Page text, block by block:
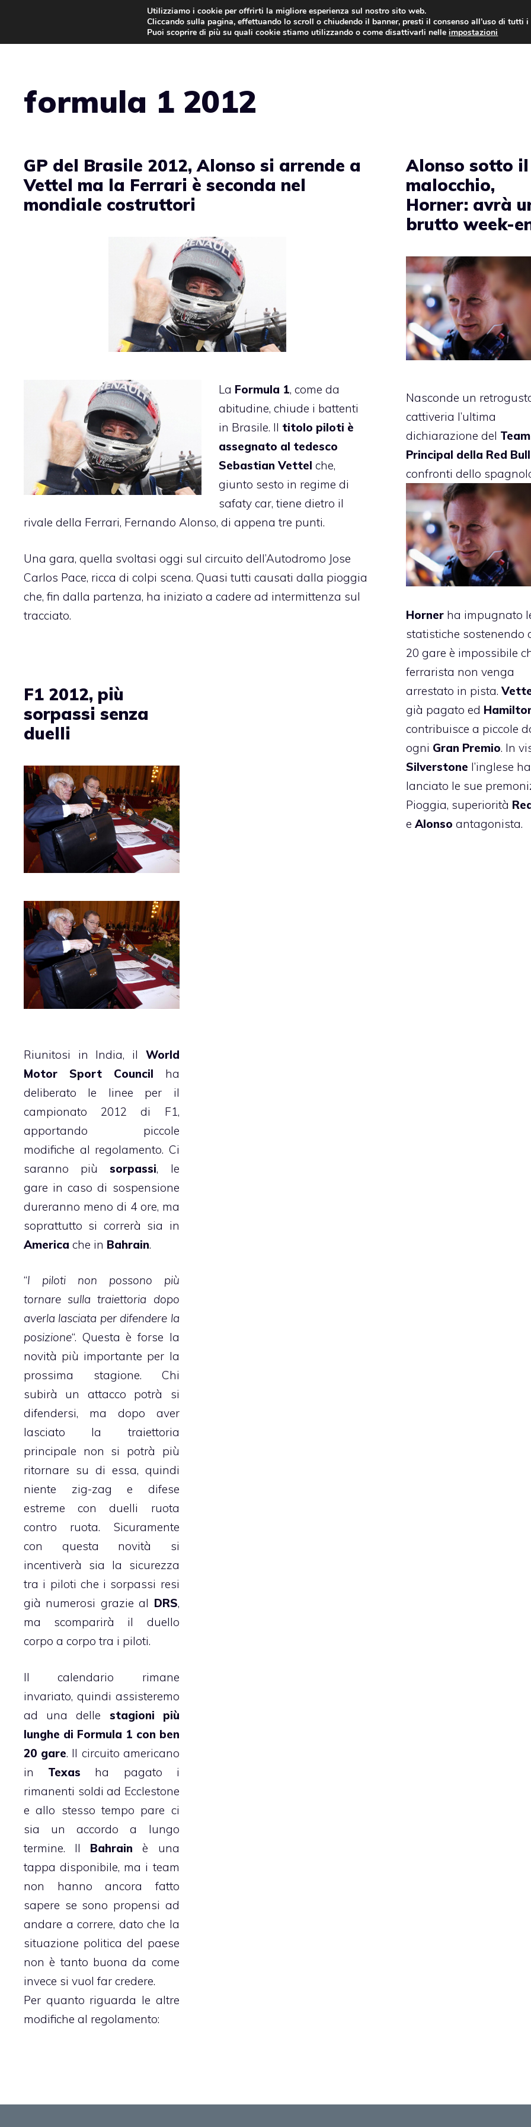
contenuto
AUTO NEWS
formula 1 2012
GP del Brasile 2012, Alonso si arrende a
Vettel ma la Ferrari è seconda nel
mondiale costruttori
La Formula 1, come da
abitudine, chiude i battenti
in Brasile. Il titolo piloti è
assegnato al tedesco
Sebastian Vettel che,
giunto sesto in regime di
safaty car, tiene dietro il
rivale della Ferrari, Fernando Alonso, di appena tre punti.
Una gara, quella svoltasi oggi sul circuito dell’Autodromo Jose
Carlos Pace, ricca di colpi scena. Quasi tutti causati dalla pioggia
che, fin dalla partenza, ha iniziato a cadere ad intermittenza sul
tracciato.
Alonso sotto il
malocchio,
Horner: avrà
brutto week-
Nasconde un
cattiveria l’ultima
dichiarazione del Team
Principal della Red Bull
confronti dello
Horner ha impugnato
statistiche sostenendo
20 gare è impossibile
ferrarista non venga
arrestato in pista.
già pagato ed
contribuisce a piccole
ogni Gran Premio. In
Silverstone l’inglese ha
lanciato le sue
Pioggia, superiorità
e Alonso antagonista.
F1 2012, più
sorpassi senza
duelli
Riunitosi in India, il World
Motor Sport Council ha
deliberato le linee per il
campionato 2012 di F1,
apportando piccole
modifiche al regolamento. Ci
saranno piùsorpassi, le
gare in caso di sospensione
dureranno meno di 4 ore, ma
soprattutto si correrà sia in
America che in Bahrain.
“I piloti non possono più
tornare sulla traiettoria dopo
averla lasciata per difendere la
posizione“. Questa è forse la
novità più importante per la
prossima stagione. Chi
subirà un attacco potrà si
difendersi, ma dopo aver
lasciato la traiettoria
principale non si potrà più
ritornare su di essa, quindi
niente zig-zag e difese
estreme con duelli ruota
contro ruota. Sicuramente
con questa novità si
incentiverà sia la sicurezza
tra i piloti che i sorpassi resi
già numerosi grazie al DRS,
ma scomparirà il duello
corpo a corpo tra i piloti.
Il calendario rimane
invariato, quindi assisteremo
ad una delle stagioni più
lunghe di Formula 1 con ben
20 gare. Il circuito americano
in Texas ha pagato i
rimanenti soldi ad Ecclestone
e allo stesso tempo pare ci
sia un accordo a lungo
termine. Il Bahrain è una
tappa disponibile, ma i team
non hanno ancora fatto
sapere se sono propensi ad
andare a correre, dato che la
situazione politica del paese
non è tanto buona da come
invece si vuol far credere.
Per quanto riguarda le altre
modifiche al regolamento:
Utilizziamo i cookie per offrirti la migliore esperienza sul nostro sito web.
Cliccando sulla pagina, effettuando lo scroll o chiudendo il banner, presti il consenso all’uso di tutti
Puoi scoprire di più su quali cookie stiamo utilizzando o come disattivarli nelleimpostazioni